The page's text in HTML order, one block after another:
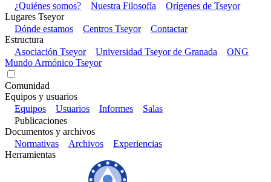
¿Quiénes somos?
Nuestra Filosofía
Orígenes de Tseyor
Lugares Tseyor
Dónde estamos
Centros Tseyor
Contactar
Estructura
Asociación Tseyor
Universidad Tseyor de Granada
ONG
Mundo Armónico Tseyor
Comunidad
Equipos y usuarios
Equipos
Usuarios Informes
Salas
Publicaciones
Documentos y archivos
Normativas
Archivos
Experiencias
Herramientas